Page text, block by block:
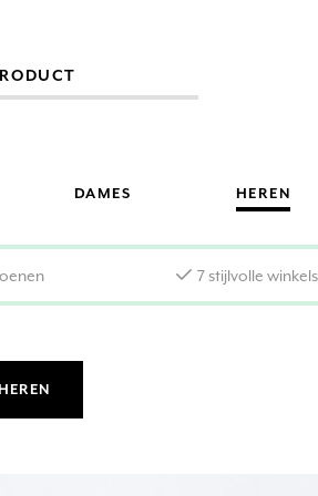
DAMES HEREN
7 stijlvolle winkels